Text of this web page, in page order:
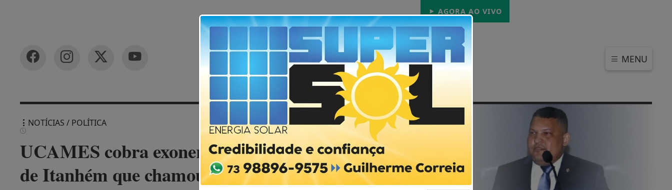
AGORA AO VIVO
MENU
Futebol Vídeos Contato
NOTÍCIAS / POLÍTICA
UCAMES cobra exoneração de servidor da Cultura
de Itanhém que chamou vereadores de palhaços